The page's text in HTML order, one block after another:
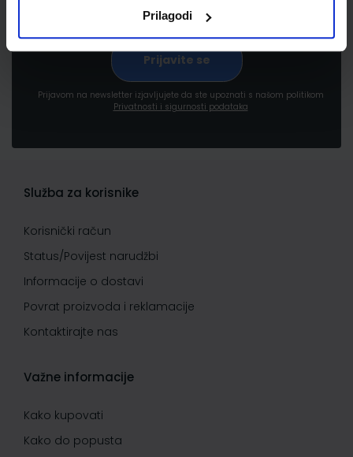
Prilagodi
Prijavom na newsletter izjavljujete da ste upoznati s našom politikom
Privatnosti i sigurnosti podataka
Služba za korisnike
Korisnički račun
Status/Povijest narudžbi
Informacije o dostavi
Povrat proizvoda i reklamacije
Kontaktirajte nas
Važne informacije
Kako kupovati
Kako do popusta